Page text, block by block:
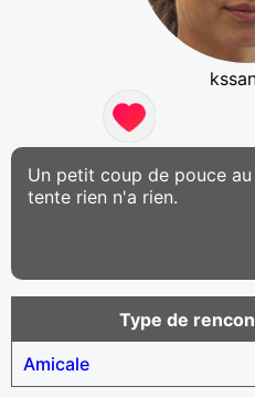
Un petit coup de pouce
tente rien n'a rien.
Type de
Amicale